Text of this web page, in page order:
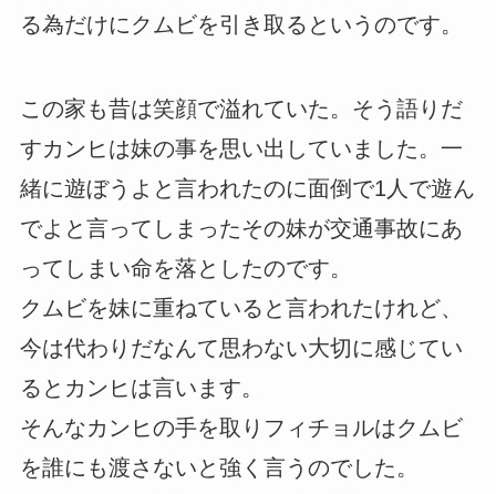
る為だけにクムビを引き取るというのです。
この家も昔は笑顔で溢れていた。そう語りだ
すカンヒは妹の事を思い出していました。一
緒に遊ぼうよと言われたのに面倒で1人で遊ん
でよと言ってしまったその妹が交通事故にあ
ってしまい命を落としたのです。
クムビを妹に重ねていると言われたけれど、
今は代わりだなんて思わない大切に感じてい
るとカンヒは言います。
そんなカンヒの手を取りフィチョルはクムビ
を誰にも渡さないと強く言うのでした。